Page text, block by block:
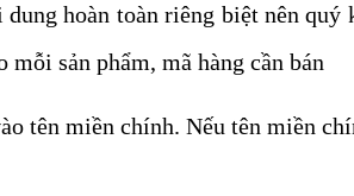
hoàn toàn riêng biệt nên quý
sản phẩm, mã hàng cần bán
tên miền chính. Nếu tên miền